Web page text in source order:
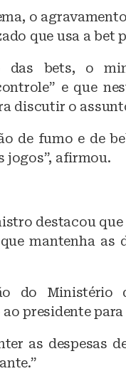
o
que usa a bet
das bets, o
e que
discutir o
de fumo e de
jogos”, afirmou.
destacou
mantenha as
do Ministério
presidente
as despesas